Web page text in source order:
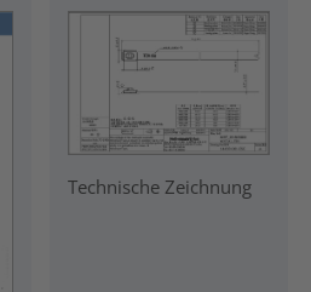
Technische Zeichnung